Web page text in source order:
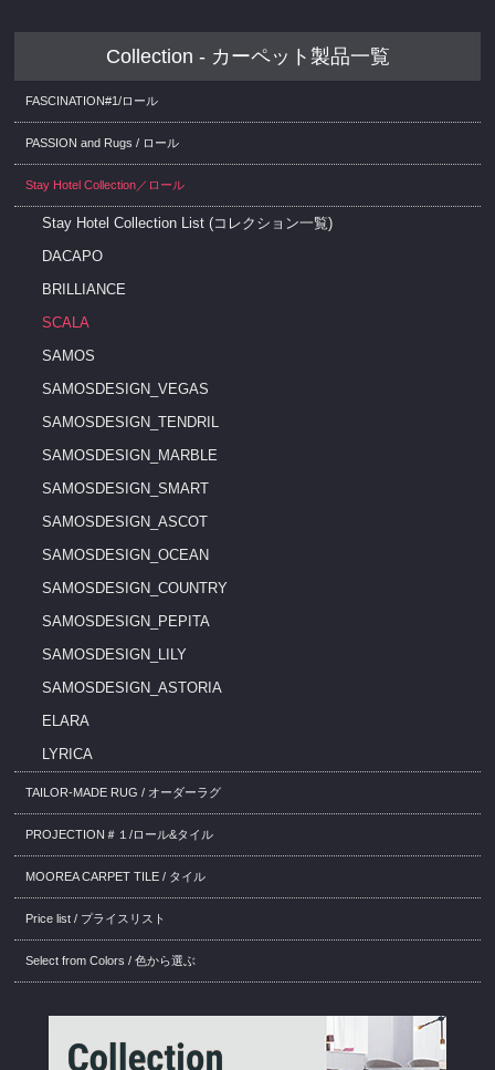
Collection - カーペット製品一覧
FASCINATION#1/ロール
PASSION and Rugs / ロール
Stay Hotel Collection／ロール
Stay Hotel Collection List (コレクション一覧)
DACAPO
BRILLIANCE
SCALA
SAMOS
SAMOSDESIGN_VEGAS
SAMOSDESIGN_TENDRIL
SAMOSDESIGN_MARBLE
SAMOSDESIGN_SMART
SAMOSDESIGN_ASCOT
SAMOSDESIGN_OCEAN
SAMOSDESIGN_COUNTRY
SAMOSDESIGN_PEPITA
SAMOSDESIGN_LILY
SAMOSDESIGN_ASTORIA
ELARA
LYRICA
TAILOR-MADE RUG / オーダーラグ
PROJECTION＃１/ロール&タイル
MOOREA CARPET TILE / タイル
Price list / プライスリスト
Select from Colors / 色から選ぶ